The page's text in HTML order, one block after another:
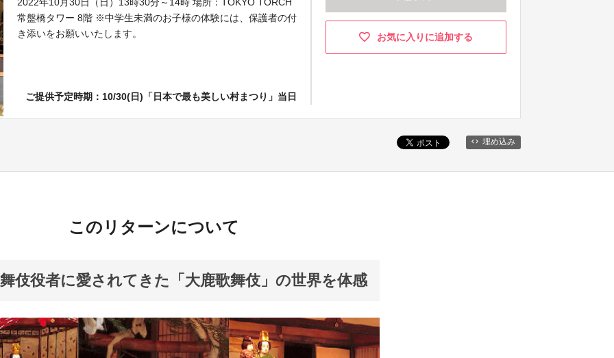
常盤橋タワー 8階 ※中学生未満のお子様の体験には、保護者の付
き添いをお願いいたします。
ご提供予定時期：10/30(日)「日本で最も美しい村まつり」当日
お気に入りに追加する
埋め込み
このリターンについて
伎役者に愛されてきた「大鹿歌舞伎」の世界を体感